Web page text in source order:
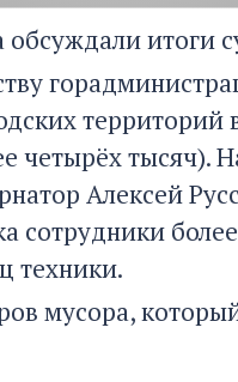
итоги
четырёх
Алексей
сотрудники
техники.
мусора,